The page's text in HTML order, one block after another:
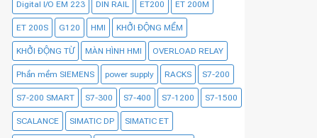
Digital I/O EM 223 DIN RAIL ET200 ET 200M
ET 200S G120 HMI KHỞI ĐỘNG MỀM
KHỞI ĐỘNG TỪ MÀN HÌNH HMI OVERLOAD RELAY
Phần mềm SIEMENS power supply RACKS S7-200
S7-200 SMART S7-300 S7-400 S7-1200 S7-1500
SCALANCE SIMATIC DP SIMATIC ET